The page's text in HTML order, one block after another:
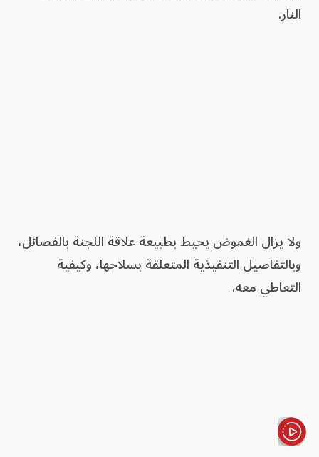
النار.
ولا يزال الغموض يحيط بطبيعة علاقة اللجنة بالفصائل،
وبالتفاصيل التنفيذية المتعلقة بسلاحها، وكيفية
التعاطي معه.